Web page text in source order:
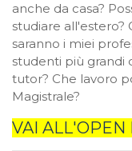
anche da casa?
studiare all'estero?
saranno i miei
studenti più grandi
tutor? Che lavoro
Magistrale?
VAI ALL'OPEN